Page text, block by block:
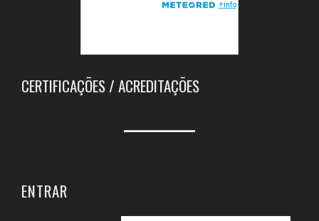
CERTIFICAÇÕES / ACREDITAÇÕES
ENTRAR